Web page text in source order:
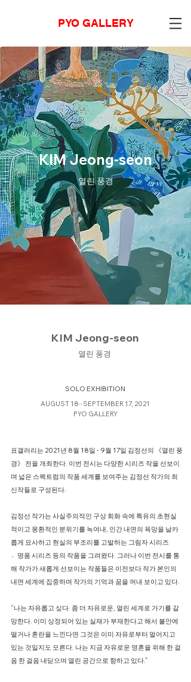
PYO GALLERY
KIM Jeong-seon
열린 풍경
KIM Jeong-seon
열린 풍경
SOLO EXHIBITION
AUGUST 18⏤SEPTEMBER 17, 2021
PYO GALLERY
표갤러리는 2021년 8월 18일 - 9월 17일 김정선의 《열린 풍
경》 전을 개최한다. 이번 전시는 다양한 시리즈 작을 선보이
며 넓은 스펙트럼의 작품 세계를 보여주는 김정선 작가의 최
신작들로 구성된다.
김정선 작가는 사실주의적인 구상 회화 속에 특유의 초현실
적이고 몽환적인 분위기를 녹여내, 인간 내면의 욕망을 날카
롭게 묘사하고 현실의 부조리를 고발하는 그림자 시리즈
명〮품 시리즈 등의 작품을 그려왔다. 그러나 이번 전시를 통
해 작가가 새롭게 선보이는 작품들은 이전보다 작가 본인의
내면 세계에 집중하며 작가의 기억과 꿈을 꺼내 보이고 있다.
“나는 자유롭고 싶다. 좀 더 자유로운, 열린 세계로 가기를 갈
망한다. 이미 상정되어 있는 실재가 부재한다고 해서 불안에
떨거나 혼란을 느낀다면 그것은 이미 자유로부터 멀어지고
있는 것일지도 모른다. 나는 지금 자유로운 영혼을 위해 한 걸
음 한 걸음 내딛으며 열린 공간으로 향하고 있다.”